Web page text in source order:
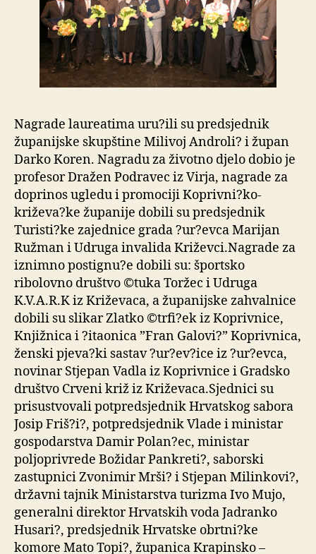
Nagrade laureatima uru?ili su predsjednik
županijske skupštine Milivoj Androli? i župan
Darko Koren. Nagradu za životno djelo dobio je
profesor Dražen Podravec iz Virja, nagrade za
doprinos ugledu i promociji Koprivni?ko-
križeva?ke županije dobili su predsjednik
Turisti?ke zajednice grada ?ur?evca Marijan
Ružman i Udruga invalida Križevci.Nagrade za
iznimno postignu?e dobili su: športsko
ribolovno društvo ©tuka Toržec i Udruga
K.V.A.R.K iz Križevaca, a županijske zahvalnice
dobili su slikar Zlatko ©trfi?ek iz Koprivnice,
Knjižnica i ?itaonica ”Fran Galovi?” Koprivnica,
ženski pjeva?ki sastav ?ur?ev?ice iz ?ur?evca,
novinar Stjepan Vadla iz Koprivnice i Gradsko
društvo Crveni križ iz Križevaca.Sjednici su
prisustvovali potpredsjednik Hrvatskog sabora
Josip Friš?i?, potpredsjednik Vlade i ministar
gospodarstva Damir Polan?ec, ministar
poljoprivrede Božidar Pankreti?, saborski
zastupnici Zvonimir Mrši? i Stjepan Milinkovi?,
državni tajnik Ministarstva turizma Ivo Mujo,
generalni direktor Hrvatskih voda Jadranko
Husari?, predsjednik Hrvatske obrtni?ke
komore Mato Topi?, županica Krapinsko –